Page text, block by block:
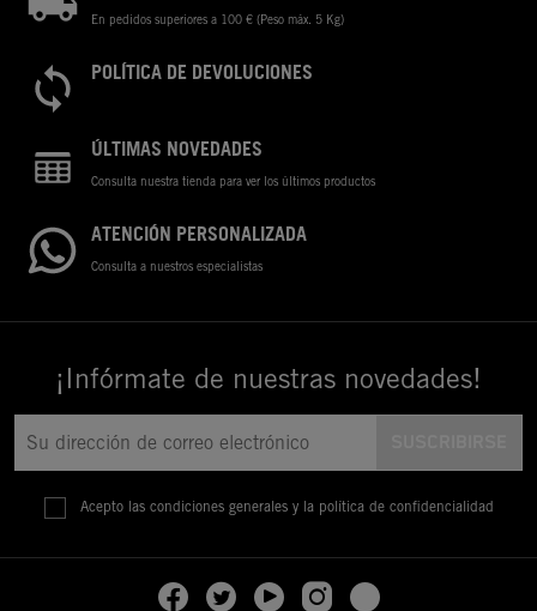
En pedidos superiores a 100 € (Peso máx. 5 Kg)
POLÍTICA DE DEVOLUCIONES
ÚLTIMAS NOVEDADES
Consulta nuestra tienda para ver los últimos productos
ATENCIÓN PERSONALIZADA
Consulta a nuestros especialistas
¡Infórmate de nuestras novedades!
Acepto las condiciones generales y la política de confidencialidad